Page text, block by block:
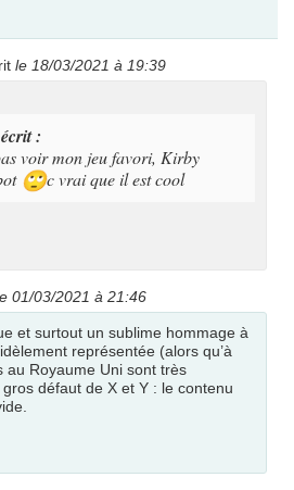
le 18/03/2021 à 19:39
:
voir mon jeu favori, Kirby
🙄c vrai que il est cool
01/03/2021 à 21:46
et surtout un sublime hommage à
représentée (alors qu’à
au Royaume Uni sont très
défaut de X et Y : le contenu